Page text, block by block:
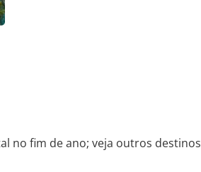
no fim de ano; veja outros destinos